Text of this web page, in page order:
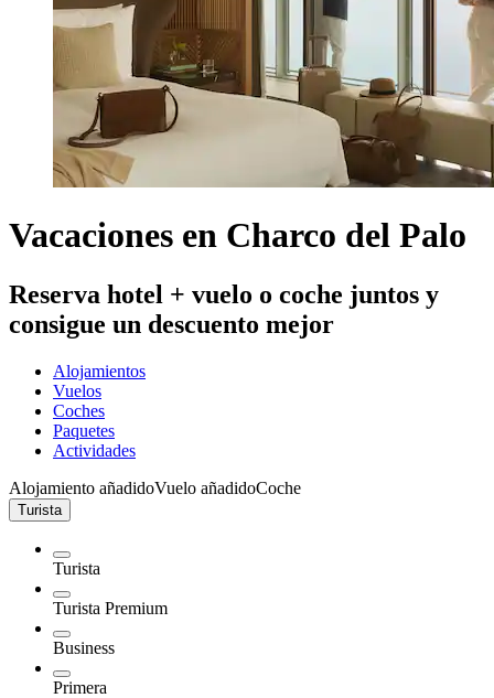
Vacaciones en Charco del Palo
Reserva hotel + vuelo o coche juntos y
consigue un descuento mejor
Alojamientos
Vuelos
Coches
Paquetes
Actividades
Alojamiento añadidoVuelo añadidoCoche
Turista
Turista
Turista Premium
Business
Primera